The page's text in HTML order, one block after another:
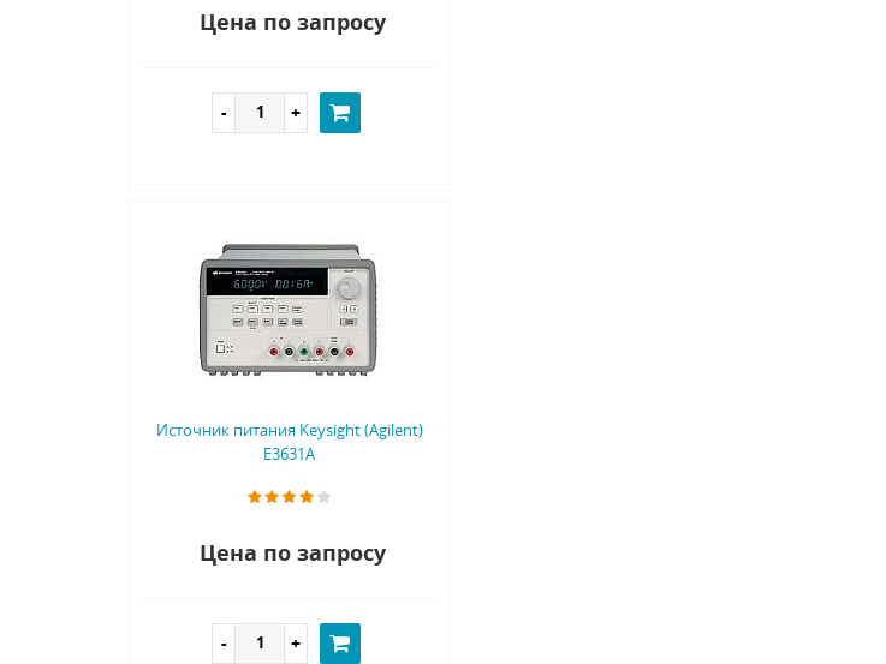
Цена по запросу
Источник питания Keysight (Agilent)
E3631A
Цена по запросу